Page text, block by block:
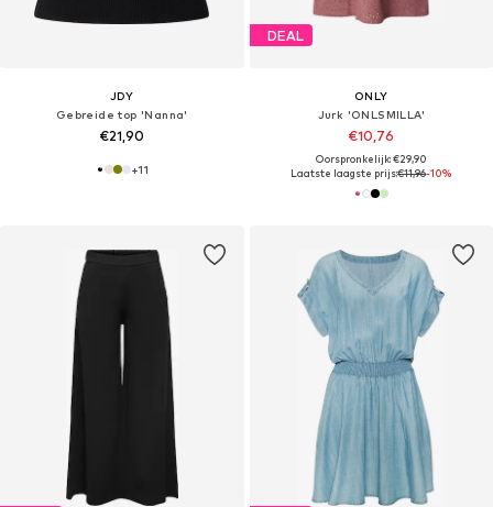
JDY
Gebreide top 'Nanna'
€21,90
+11
DEAL
ONLY
Jurk 'ONLSMILLA'
€10,76
Oorspronkelijk: €29,90
Laatste laagste prijs:€11,96-10%